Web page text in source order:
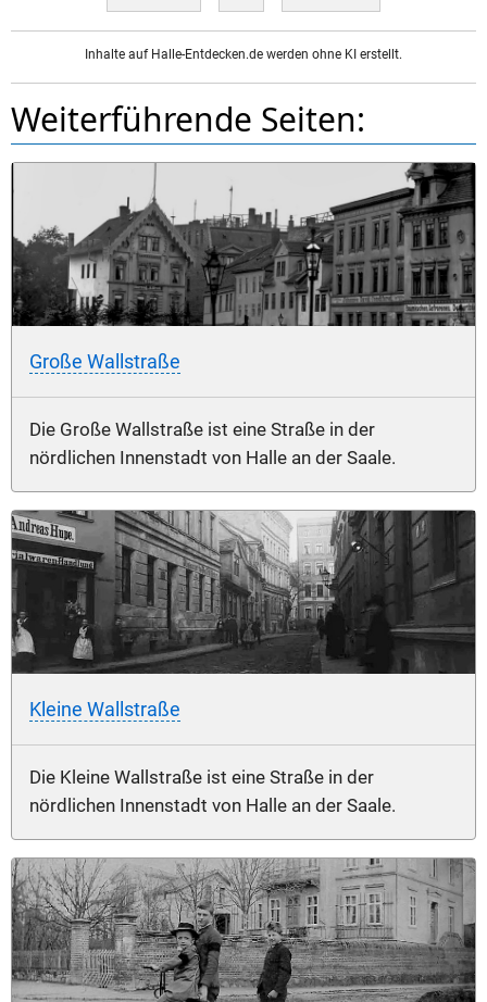
Inhalte auf Halle-Entdecken.de werden ohne KI erstellt.
Weiterführende Seiten:
Große Wallstraße
Die Große Wallstraße ist eine Straße in der
nördlichen Innenstadt von Halle an der Saale.
Kleine Wallstraße
Die Kleine Wallstraße ist eine Straße in der
nördlichen Innenstadt von Halle an der Saale.